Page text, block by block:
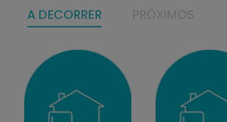
A DECORRER PRÓXIMOS